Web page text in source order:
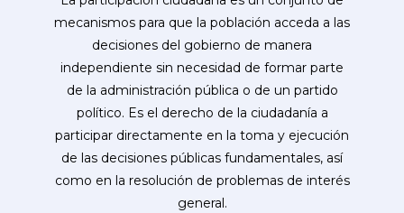
mecanismos para que la población acceda a las
decisiones del gobierno de manera
independiente sin necesidad de formar parte
de la administración pública o de un partido
político. Es el derecho de la ciudadanía a
participar directamente en la toma y ejecución
de las decisiones públicas fundamentales, así
como en la resolución de problemas de interés
general.